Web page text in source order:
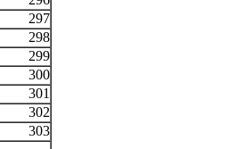
297
298
299
300
301
302
303